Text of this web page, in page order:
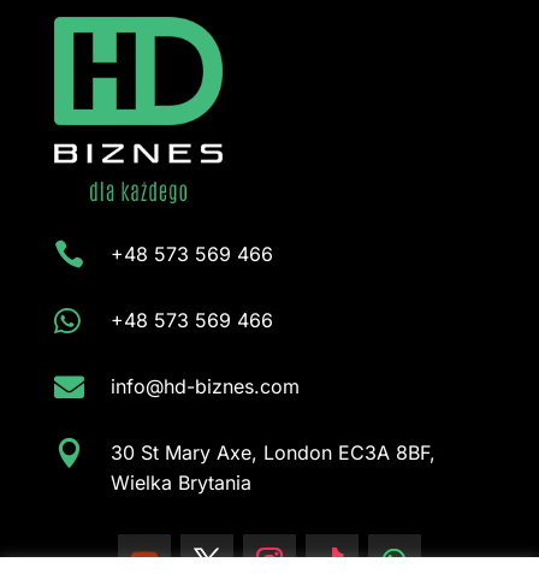
 +48 573 569 466
 +48 573 569 466
 info@hd-biznes.com

30 St Mary Axe, London EC3A 8BF,
Wielka Brytania